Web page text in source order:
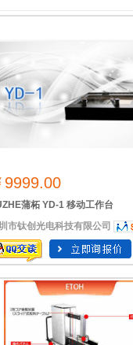
9999.00
蒲柘 YD-1 移动工作台
市钛创光电科技有限公司